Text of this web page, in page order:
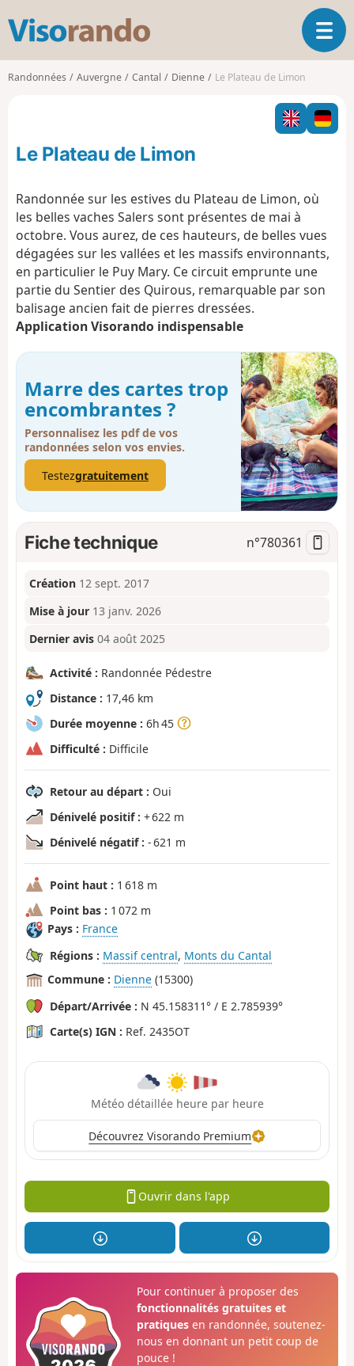
s
o
o
O
u
i
r
l
g
a
i
Randonnées Auvergne Cantal Dienne Le Plateau de Limon
Le Plateau de Limon
Randonnée sur les estives du Plateau de Limon, où
les belles vaches Salers sont présentes de mai à
octobre. Vous aurez, de ces hauteurs, de belles vues
dégagées sur les vallées et les massifs environnants,
en particulier le Puy Mary. Ce circuit emprunte une
partie du Sentier des Quirous, remarquable par son
balisage ancien fait de pierres dressées.
Application Visorando indispensable
Marre des cartes trop
encombrantes ?
Personnalisez les pdf de vos
randonnées selon vos envies.
Testezgratuitement
Fiche technique n°780361
Création 12 sept. 2017
Mise à jour 13 janv. 2026
Dernier avis 04 août 2025
Activité : Randonnée Pédestre
Distance : 17,46 km
Durée moyenne : 6h 45
Difficulté : Difficile
Retour au départ : Oui
Dénivelé positif : + 622 m
Dénivelé négatif : - 621 m
Point haut : 1 618 m
Point bas : 1 072 m
Pays : France
Régions : Massif central, Monts du Cantal
Commune : Dienne (15300)
Départ/Arrivée : N 45.158311° / E 2.785939°
Carte(s) IGN : Ref. 2435OT
Météo détaillée heure par heure
Découvrez Visorando Premium
Ouvrir dans l'app
Pour continuer à proposer des
fonctionnalités gratuites et
pratiquesen randonnée, soutenez-
nous en donnant un petit coup de
pouce !